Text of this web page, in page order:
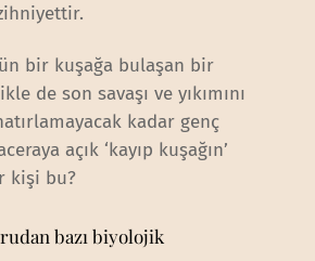
bir kuşağa bulaşan bir
de son savaşı ve yıkımını
kadar genç
açık ‘kayıp kuşağın’
kişi bu?
bazı biyolojik